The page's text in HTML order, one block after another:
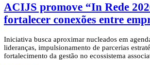
ACIJS promove “In Rede
fortalecer conexões entre
Iniciativa busca aproximar nucleados em
lideranças, impulsionamento de parcerias
fortalecimento da gestão no ecossistema